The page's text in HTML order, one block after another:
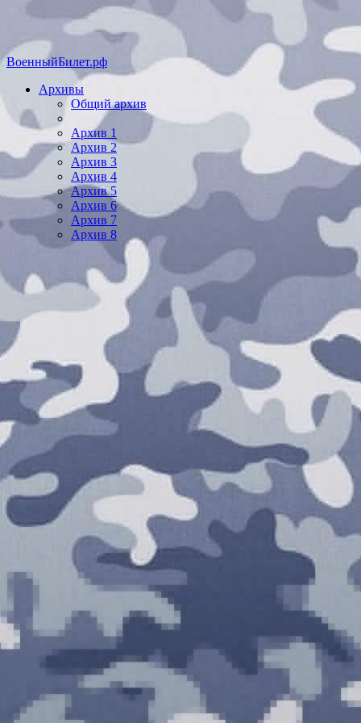
ВоенныйБилет.рф
Архивы
Общий архив
Архив 1
Архив 2
Архив 3
Архив 4
Архив 5
Архив 6
Архив 7
Архив 8